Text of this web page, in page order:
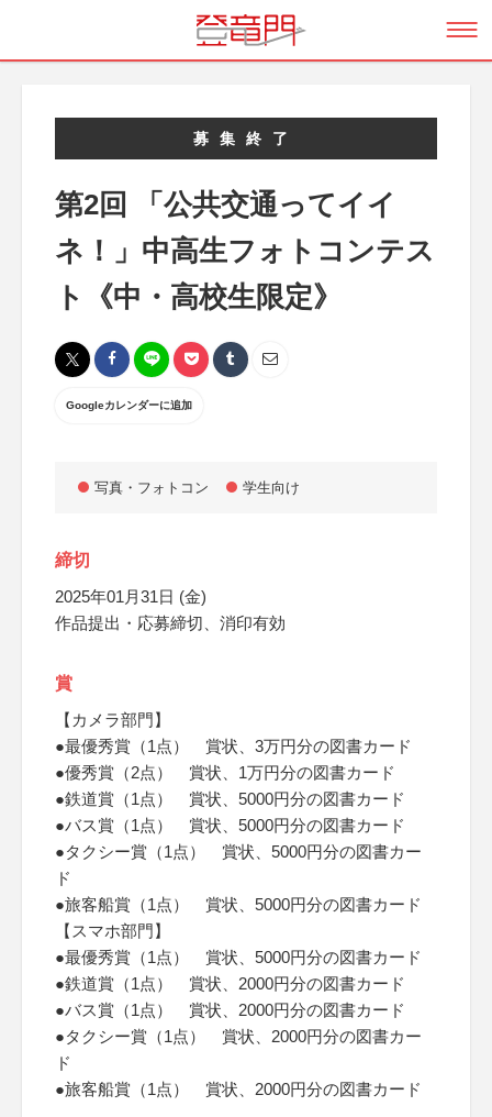
募集終了
第2回 「公共交通ってイイ
ネ！」中高生フォトコンテス
ト《中・高校生限定》
Googleカレンダーに追加
写真・フォトコン 学生向け
締切
2025年01月31日 (金)
作品提出・応募締切、消印有効
賞
【カメラ部門】
●最優秀賞（1点） 賞状、3万円分の図書カード
●優秀賞（2点） 賞状、1万円分の図書カード
●鉄道賞（1点） 賞状、5000円分の図書カード
●バス賞（1点） 賞状、5000円分の図書カード
●タクシー賞（1点） 賞状、5000円分の図書カー
ド
●旅客船賞（1点） 賞状、5000円分の図書カード
【スマホ部門】
●最優秀賞（1点） 賞状、5000円分の図書カード
●鉄道賞（1点） 賞状、2000円分の図書カード
●バス賞（1点） 賞状、2000円分の図書カード
●タクシー賞（1点） 賞状、2000円分の図書カー
ド
●旅客船賞（1点） 賞状、2000円分の図書カード